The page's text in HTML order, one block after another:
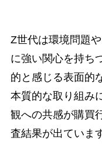
Z世代は環境問題
に強い関心を持ち
的と感じる表面的
本質的な取り組み
観への共感が購買
査結果が出ていま